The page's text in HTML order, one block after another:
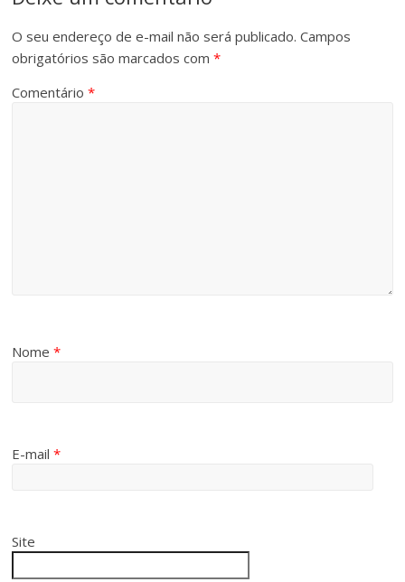
O seu endereço de e-mail não será publicado. Campos
obrigatórios são marcados com*
Comentário*
Nome*
E-mail*
Site